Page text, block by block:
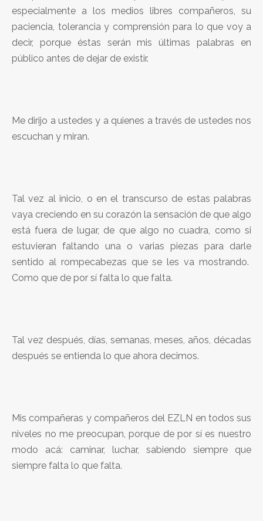
especialmente a los medios libres compañeros, su
paciencia, tolerancia y comprensión para lo que voy a
decir, porque éstas serán mis últimas palabras en
público antes de dejar de existir.
Me dirijo a ustedes y a quienes a través de ustedes nos
escuchan y miran.
Tal vez al inicio, o en el transcurso de estas palabras
vaya creciendo en su corazón la sensación de que algo
está fuera de lugar, de que algo no cuadra, como si
estuvieran faltando una o varias piezas para darle
sentido al rompecabezas que se les va mostrando.
Como que de por sí falta lo que falta.
Tal vez después, días, semanas, meses, años, décadas
después se entienda lo que ahora decimos.
Mis compañeras y compañeros del EZLN en todos sus
niveles no me preocupan, porque de por sí es nuestro
modo acá: caminar, luchar, sabiendo siempre que
siempre falta lo que falta.